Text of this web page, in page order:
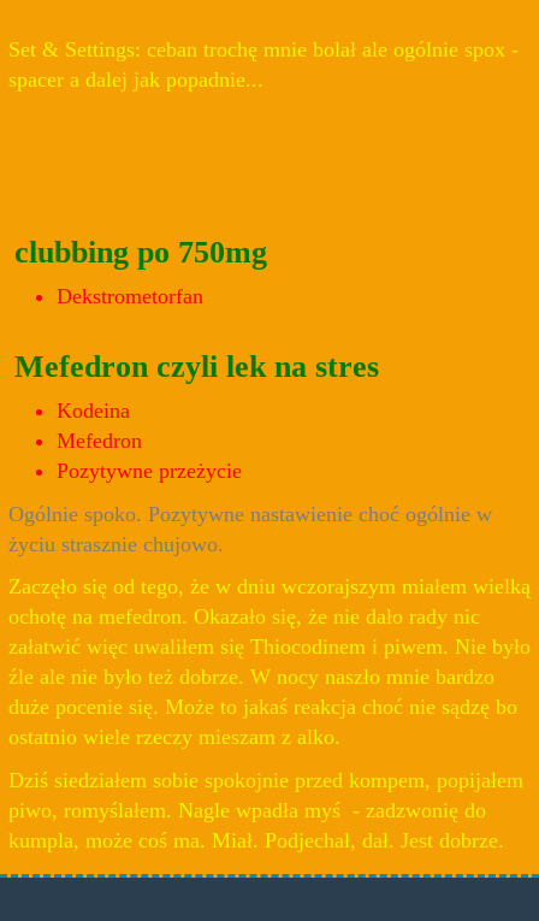
Set & Settings: ceban trochę mnie bolał ale ogólnie spox -
spacer a dalej jak popadnie...
clubbing po 750mg
Dekstrometorfan
Mefedron czyli lek na stres
Kodeina
Mefedron
Pozytywne przeżycie
Ogólnie spoko. Pozytywne nastawienie choć ogólnie w
życiu strasznie chujowo.
Zaczęło się od tego, że w dniu wczorajszym miałem wielką
ochotę na mefedron. Okazało się, że nie dało rady nic
załatwić więc uwaliłem się Thiocodinem i piwem. Nie było
źle ale nie było też dobrze. W nocy naszło mnie bardzo
duże pocenie się. Może to jakaś reakcja choć nie sądzę bo
ostatnio wiele rzeczy mieszam z alko.
Dziś siedziałem sobie spokojnie przed kompem, popijałem
piwo, romyślałem. Nagle wpadła myś - zadzwonię do
kumpla, może coś ma. Miał. Podjechał, dał. Jest dobrze.